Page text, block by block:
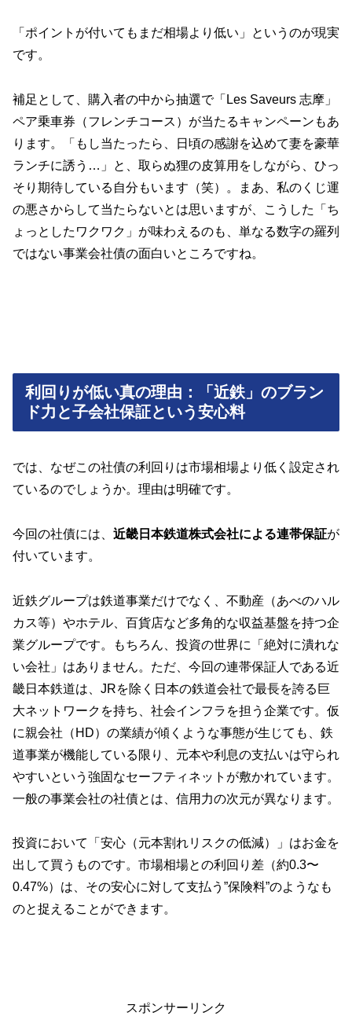
「ポイントが付いてもまだ相場より低い」というのが現実
です。
補足として、購入者の中から抽選で「Les Saveurs 志摩」
ペア乗車券（フレンチコース）が当たるキャンペーンもあ
ります。「もし当たったら、日頃の感謝を込めて妻を豪華
ランチに誘う…」と、取らぬ狸の皮算用をしながら、ひっ
そり期待している自分もいます（笑）。まあ、私のくじ運
の悪さからして当たらないとは思いますが、こうした「ち
ょっとしたワクワク」が味わえるのも、単なる数字の羅列
ではない事業会社債の面白いところですね。
利回りが低い真の理由：「近鉄」のブラン
ド力と子会社保証という安心料
では、なぜこの社債の利回りは市場相場より低く設定され
ているのでしょうか。理由は明確です。
今回の社債には、 近畿日本鉄道株式会社による連帯保証が
付いています。
近鉄グループは鉄道事業だけでなく、不動産（あべのハル
カス等）やホテル、百貨店など多角的な収益基盤を持つ企
業グループです。もちろん、投資の世界に「絶対に潰れな
い会社」はありません。ただ、今回の連帯保証人である近
畿日本鉄道は、JRを除く日本の鉄道会社で最長を誇る巨
大ネットワークを持ち、社会インフラを担う企業です。仮
に親会社（HD）の業績が傾くような事態が生じても、鉄
道事業が機能している限り、元本や利息の支払いは守られ
やすいという強固なセーフティネットが敷かれています。
一般の事業会社の社債とは、信用力の次元が異なります。
投資において「安心（元本割れリスクの低減）」はお金を
出して買うものです。市場相場との利回り差（約0.3〜
0.47%）は、その安心に対して支払う”保険料”のようなも
のと捉えることができます。
スポンサーリンク